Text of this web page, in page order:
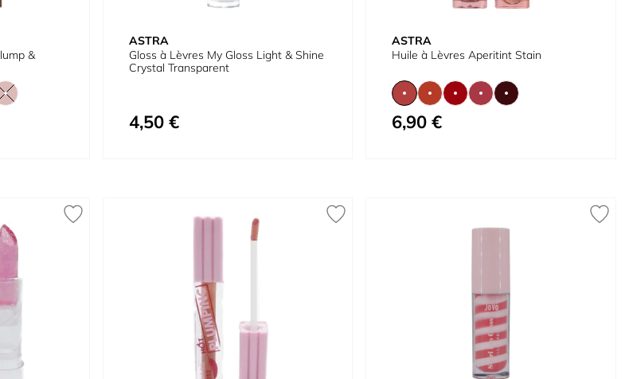
&
ASTRA
Gloss à Lèvres My Gloss Light & Shine
Crystal Transparent
4,50 €
ASTRA
Huile à Lèvres Aperitint Stain
À partir de
6,90 €